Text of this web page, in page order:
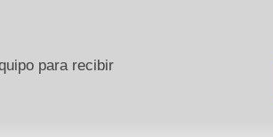
para recibir